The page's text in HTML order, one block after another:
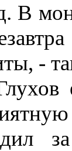
В
-